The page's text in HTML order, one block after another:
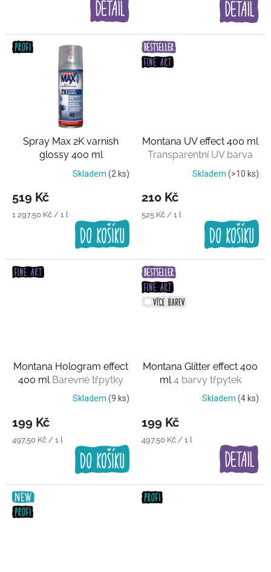
Spray Max 2K varnish
glossy 400 ml
Transparentní lak
Skladem (2 ks)
519 Kč
Měrná
1 297,50 Kč / 1 l
Montana UV effect 400 ml
Transparentní UV barva
Skladem (>10 ks)
210 Kč
Měrná
525 Kč / 1 l
Montana Hologram effect
400 ml Barevné třpytky
Skladem (9 ks)
199 Kč
Měrná
497,50 Kč / 1 l
Montana Glitter effect 400
ml4 barvy třpytek
Skladem (4 ks)
199 Kč
Měrná
497,50 Kč / 1 l